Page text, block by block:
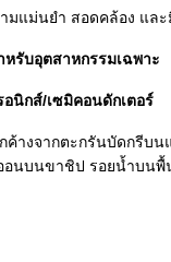
มแม่นยำ สอดคล้อง แล
รับอุตสาหกรรมเฉพาะ
อนิกส์/เซมิคอนดักเตอร์
างจากตะกรันบัดกรีบน
อนบนขาชิป รอยน้ำบนพื้